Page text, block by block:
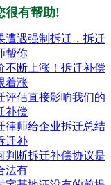
很有帮助!
遭遇强制拆迁，拆迁
帮你
不断上涨！拆迁补偿
着涨
评估直接影响我们的
补偿
律师给企业拆迁总结
迁补
判断拆迁补偿协议是
法有